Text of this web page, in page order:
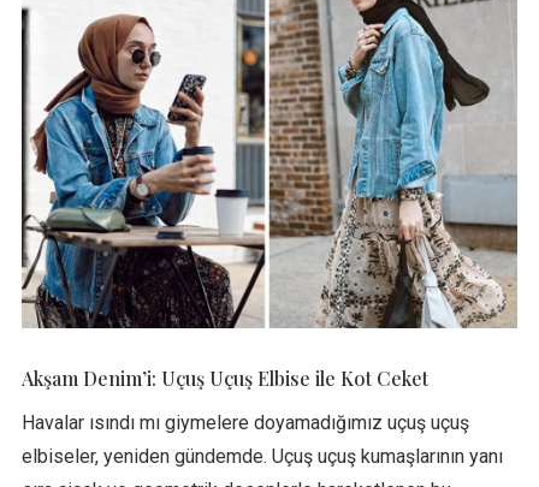
Akşam Denim’i: Uçuş Uçuş Elbise ile Kot Ceket
Havalar ısındı mı giymelere doyamadığımız uçuş uçuş
elbiseler, yeniden gündemde. Uçuş uçuş kumaşlarının yanı